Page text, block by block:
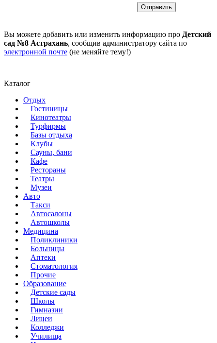
Вы можете добавить или изменить информацию про Детский
сад №8 Астрахань, сообщив администратору сайта по
электронной почте (не меняйте тему!)
Каталог
Отдых
Гостиницы
Кинотеатры
Турфирмы
Базы отдыха
Клубы
Сауны, бани
Кафе
Рестораны
Театры
Музеи
Авто
Такси
Автосалоны
Автошколы
Медицина
Поликлиники
Больницы
Аптеки
Стоматология
Прочие
Образование
Детские сады
Школы
Гимназии
Лицеи
Колледжи
Училища